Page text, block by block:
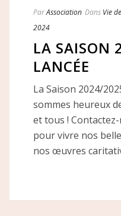
ParAssociation Dans Vie
2024
LA SAISON
LANCÉE
La Saison 2024/
sommes heureux
et tous !
pour vivre nos
nos œuvres